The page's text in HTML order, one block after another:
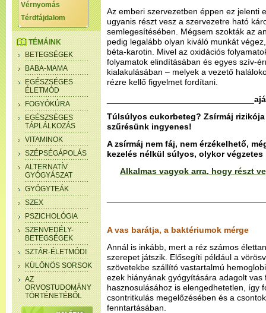
Vérnyomás
Térdfájdalom
TÉMÁINK
BETEGSÉGEK
BABA-MAMA
EGÉSZSÉGES
ÉLETMÓD
FOGYÓKÚRA
EGÉSZSÉGES
TÁPLÁLKOZÁS
VITAMINOK
SZÉPSÉGÁPOLÁS
ALTERNATÍV
GYÓGYÁSZAT
GYÓGYTEÁK
SZEX
PSZICHOLÓGIA
SZENVEDÉLY-
BETEGSÉGEK
SZTÁR-ÉLETMÓDI
KÜLÖNÖS SORSOK
AZ
ORVOSTUDOMÁNY
TÖRTÉNETÉBŐL
Az emberi szervezetben éppen ez jelenti
ugyanis részt vesz a szervezetre ható
semlegesítésében. Mégsem szokták az
pedig legalább olyan kiváló munkát
béta-karotin. Mivel az oxidációs
folyamatok elindításában és egyes szív-
kialakulásában – melyek a vezető
rézre kellő figyelmet fordítani.
Túlsúlyos cukorbeteg? Zsírmáj
szűrésünk ingyenes!
A zsírmáj nem fáj, nem érzékelhető,
kezelés nélkül súlyos, olykor
Alkalmas vagyok arra, hogy részt
A vas barátja, a baktériumok mérge
Annál is inkább, mert a réz számos
szerepet játszik. Elősegíti például a
szövetekbe szállító vastartalmú
ezek hiányának gyógyítására adagolt vas
hasznosulásához is elengedhetetlen, így
csontritkulás megelőzésében és a
fenntartásában.